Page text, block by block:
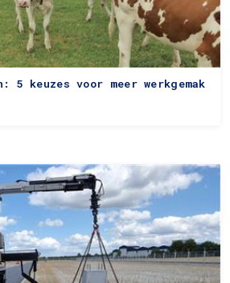
5 keuzes voor meer werkgemak